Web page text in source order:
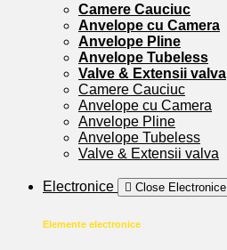
Camere Cauciuc
Anvelope cu Camera
Anvelope Pline
Anvelope Tubeless
Valve & Extensii valva
Camere Cauciuc
Anvelope cu Camera
Anvelope Pline
Anvelope Tubeless
Valve & Extensii valva
Electronice Close Electronice
Elemente electronice